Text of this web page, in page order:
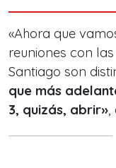
«Ahora que
reuniones con
Santiago son
que más
3, quizás, abrir»